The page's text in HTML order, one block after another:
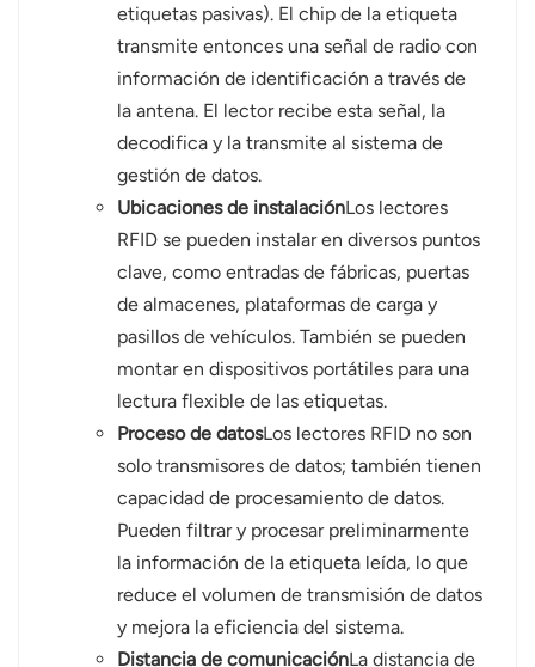
etiquetas pasivas). El chip de la etiqueta
transmite entonces una señal de radio con
información de identificación a través de
la antena. El lector recibe esta señal, la
decodifica y la transmite al sistema de
gestión de datos.
Ubicaciones de instalaciónLos lectores
RFID se pueden instalar en diversos puntos
clave, como entradas de fábricas, puertas
de almacenes, plataformas de carga y
pasillos de vehículos. También se pueden
montar en dispositivos portátiles para una
lectura flexible de las etiquetas.
Proceso de datosLos lectores RFID no son
solo transmisores de datos; también tienen
capacidad de procesamiento de datos.
Pueden filtrar y procesar preliminarmente
la información de la etiqueta leída, lo que
reduce el volumen de transmisión de datos
y mejora la eficiencia del sistema.
Distancia de comunicaciónLa distancia de